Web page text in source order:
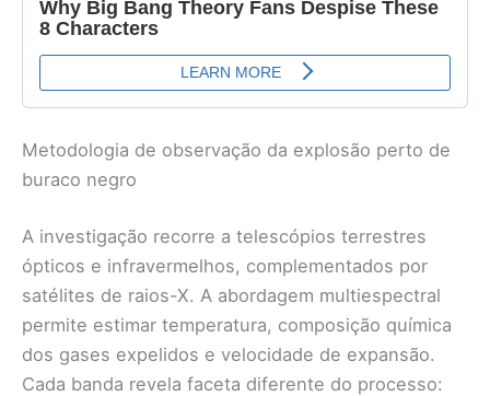
Metodologia de observação da explosão perto de
buraco negro
A investigação recorre a telescópios terrestres
ópticos e infravermelhos, complementados por
satélites de raios-X. A abordagem multiespectral
permite estimar temperatura, composição química
dos gases expelidos e velocidade de expansão.
Cada banda revela faceta diferente do processo: